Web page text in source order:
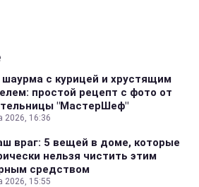
шаурма с курицей и хрустящим
простой рецепт с фото от
"МастерШеф"
2026, 16:36
враг: 5 вещей в доме, которые
нельзя чистить этим
средством
2026, 15:55